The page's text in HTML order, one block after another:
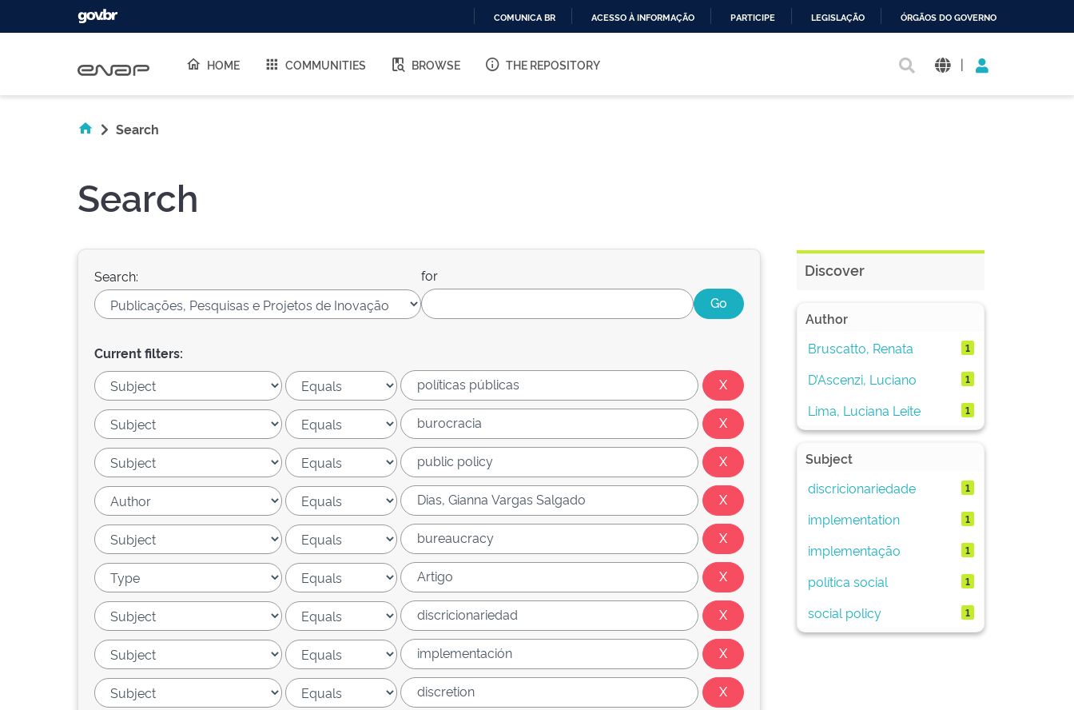
O
COMUNICA BR ACESSO À INFORMAÇÃO PARTICIPE LEGISLAÇÃO ÓRGÃOS DO GOVERNO
HOME COMMUNITIES BROWSE THE REPOSITORY |
Search
Search
Search: for
Current filters:
Discover
Author
Bruscatto, Renata
1
D’Ascenzi, Luciano 1
Lima, Luciana Leite 1
Subject
discricionariedade
1
implementation 1
implementação 1
política social 1
social policy 1